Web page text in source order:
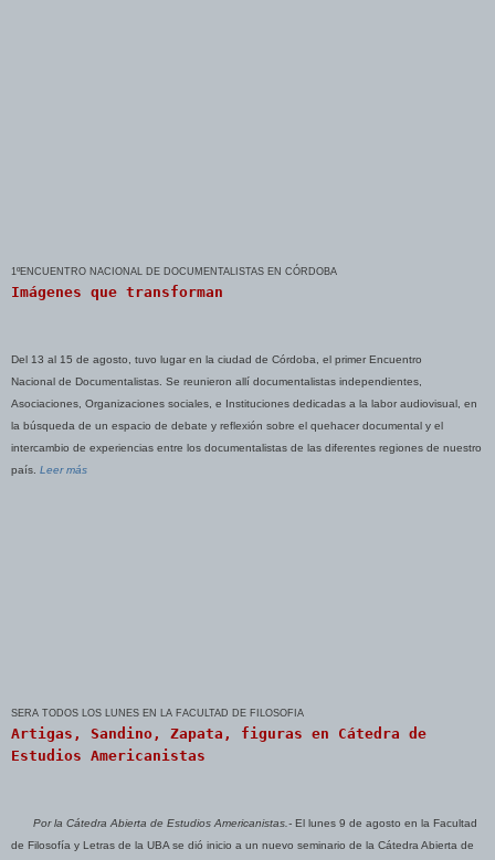
1ºENCUENTRO NACIONAL DE DOCUMENTALISTAS EN CÓRDOBA
Imágenes que transforman
Del 13 al 15 de agosto, tuvo lugar en la ciudad de Córdoba, el primer Encuentro
Nacional de Documentalistas. Se reunieron allí documentalistas independientes,
Asociaciones, Organizaciones sociales, e Instituciones dedicadas a la labor audiovisual, en
la búsqueda de un espacio de debate y reflexión sobre el quehacer documental y el
intercambio de experiencias entre los documentalistas de las diferentes regiones de nuestro
país. Leer más
SERA TODOS LOS LUNES EN LA FACULTAD DE FILOSOFIA
Artigas, Sandino, Zapata, figuras en Cátedra de
Estudios Americanistas
Por la Cátedra Abierta de Estudios Americanistas.- El lunes 9 de agosto en la Facultad
de Filosofía y Letras de la UBA se dió inicio a un nuevo seminario de la Cátedra Abierta de